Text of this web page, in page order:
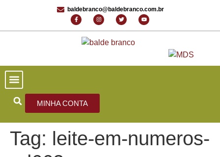
baldebranco@baldebranco.com.br
MINHA CONTA
Tag: leite-em-numeros-